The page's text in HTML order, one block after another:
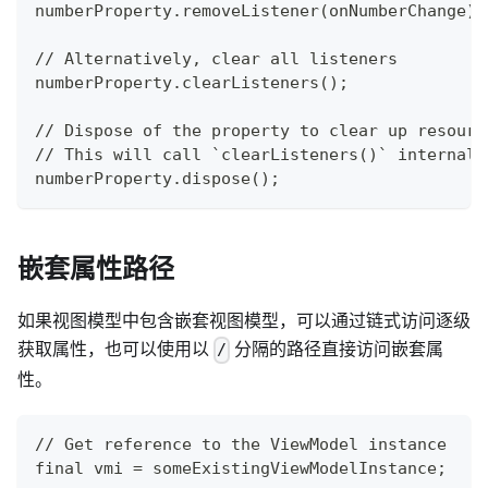
numberProperty.removeListener(onNumberChange);
// Alternatively, clear all listeners
numberProperty.clearListeners();
// Dispose of the property to clear up
// This will call `clearListeners()`
numberProperty.dispose();
嵌套属性路径
如果视图模型中包含嵌套视图模型，可以通过链式访问逐级
获取属性，也可以使用以 / 分隔的路径直接访问嵌套属
性。
// Get reference to the ViewModel instance
final vmi = someExistingViewModelInstance;